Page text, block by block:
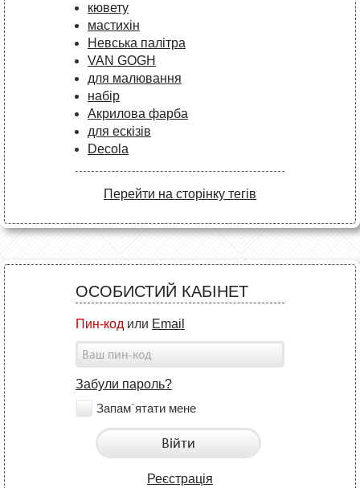
кювету
мастихін
Невська палітра
VAN GOGH
для малювання
набір
Акрилова фарба
для ескізів
Decola
Перейти на сторінку тегів
ОСОБИСТИЙ КАБІНЕТ
Пин-код или Email
Забули пароль?
Запам`ятати мене
Війти
Реєстрація